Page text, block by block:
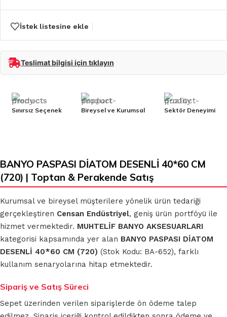
İstek listesine ekle
Teslimat bilgisi için tıklayın
Sınırsız Seçenek Bireysel ve Kurumsal Sektör Deneyimi
BANYO PASPASI DİATOM DESENLİ 40*60 CM
(720) | Toptan & Perakende Satış
Kurumsal ve bireysel müşterilere yönelik ürün tedariği
gerçekleştiren Censan Endüstriyel, geniş ürün portföyü ile
hizmet vermektedir. MUHTELİF BANYO AKSESUARLARI
kategorisi kapsamında yer alan BANYO PASPASI DİATOM
DESENLİ 40*60 CM (720) (Stok Kodu: BA-652), farklı
kullanım senaryolarına hitap etmektedir.
Sipariş ve Satış Süreci
Sepet üzerinden verilen siparişlerde ön ödeme talep